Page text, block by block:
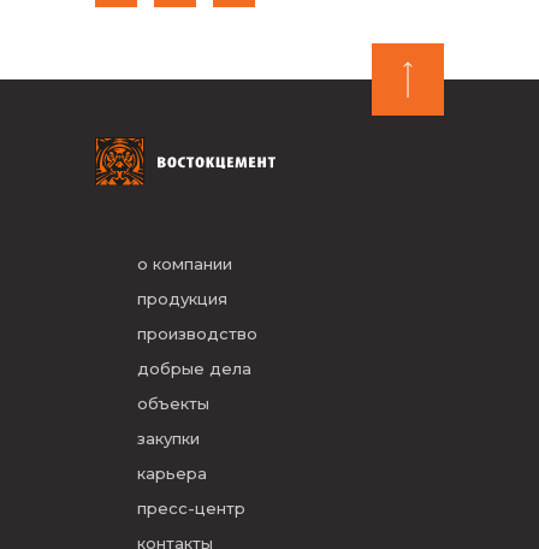
о компании
продукция
производство
добрые дела
объекты
закупки
карьера
пресс-центр
контакты